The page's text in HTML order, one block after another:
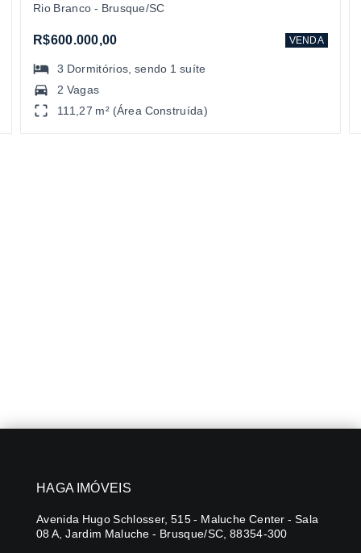
Rio Branco - Brusque/SC
R$600.000,00 VENDA
3 Dormitórios , sendo 1 suíte
2 Vagas
111,27 m² (Área Construída)
HAGA IMÓVEIS
Avenida Hugo Schlosser, 515 - Maluche Center - Sala
08 A, Jardim Maluche - Brusque/SC, 88354-300